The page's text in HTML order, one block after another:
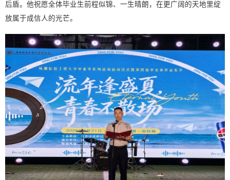
后盾。他祝愿全体毕业生前程似锦、一生晴朗，在更广阔的天地里绽
放属于成信人的光芒。